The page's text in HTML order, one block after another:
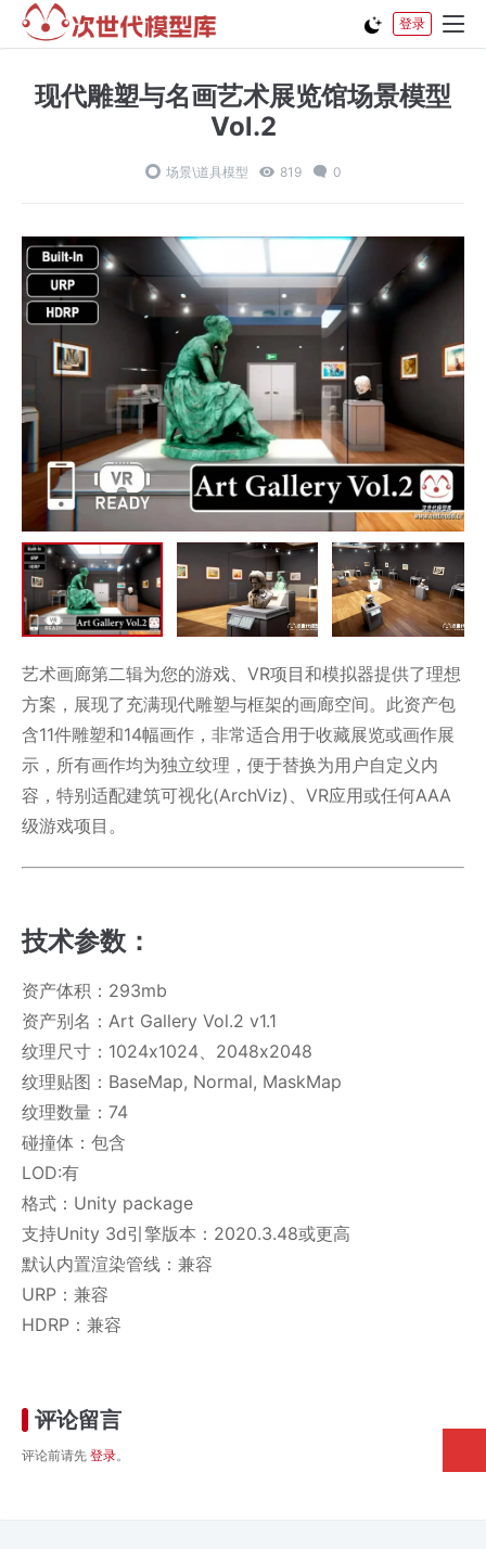
登录
现代雕塑与名画艺术展览馆场景模型
Vol.2
场景\道具模型 819 0
艺术画廊第二辑为您的游戏、VR项目和模拟器提供了理想
方案，展现了充满现代雕塑与框架的画廊空间。此资产包
含11件雕塑和14幅画作，非常适合用于收藏展览或画作展
示，所有画作均为独立纹理，便于替换为用户自定义内
容，特别适配建筑可视化(ArchViz)、VR应用或任何AAA
级游戏项目。
技术参数：
资产体积：293mb
资产别名：Art Gallery Vol.2 v1.1
纹理尺寸：1024x1024、2048x2048
纹理贴图：BaseMap, Normal, MaskMap
纹理数量：74
碰撞体：包含
LOD:有
格式：Unity package
支持Unity 3d引擎版本：2020.3.48或更高
默认内置渲染管线：兼容
URP：兼容
HDRP：兼容
评论留言
评论前请先 登录。